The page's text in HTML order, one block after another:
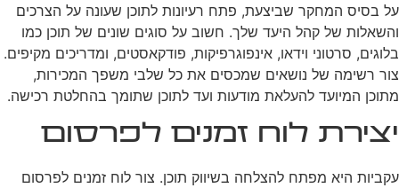
על בסיס המחקר שביצעת, פתח רעיונות לתוכן שעונה על הצרכים
והשאלות של קהל היעד שלך. חשוב על סוגים שונים של תוכן כמו
בלוגים, סרטוני וידאו, אינפוגרפיקות, פודקאסטים, ומדריכים מקיפים.
צור רשימה של נושאים שמכסים את כל שלבי משפך המכירות,
מתוכן המיועד להעלאת מודעות ועד לתוכן שתומך בהחלטת רכישה.
יצירת לוח זמנים לפרסום
עקביות היא מפתח להצלחה בשיווק תוכן. צור לוח זמנים לפרסום